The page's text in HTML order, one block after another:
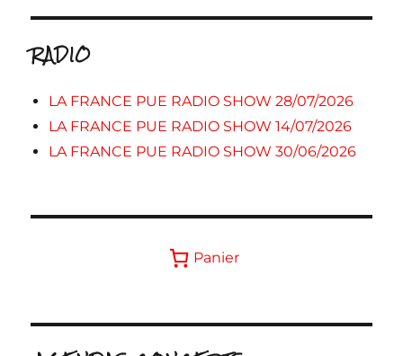
RADIO
LA FRANCE PUE RADIO SHOW 28/07/2026
LA FRANCE PUE RADIO SHOW 14/07/2026
LA FRANCE PUE RADIO SHOW 30/06/2026
Panier